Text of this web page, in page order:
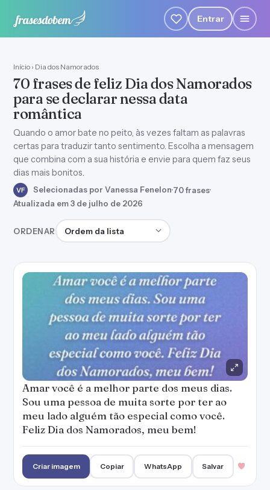
Entrar
Início › Dia dos Namorados
70 frases de feliz Dia dos Namorados
para se declarar nessa data
romântica
Quando o amor bate no peito, às vezes faltam as palavras
certas para traduzir tanto sentimento. Escolha a mensagem
que combina com a sua história e envie para quem faz seus
dias mais bonitos.
VF Selecionadas por Vanessa Fenelon·70 frases·
Atualizada em 3 de julho de 2026
ORDENAR Ordenar frases
Amar você é a melhor parte dos meus dias.
Sou uma pessoa de muita sorte por ter ao
meu lado alguém tão especial como você.
Feliz Dia dos Namorados, meu bem!
Criar imagem Copiar WhatsApp Salvar